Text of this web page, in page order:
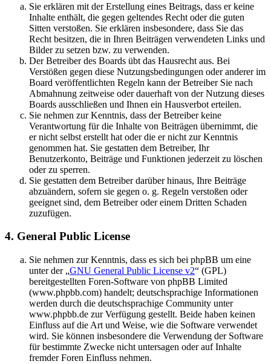
Sie erklären mit der Erstellung eines Beitrags, dass er keine
Inhalte enthält, die gegen geltendes Recht oder die guten
Sitten verstoßen. Sie erklären insbesondere, dass Sie das
Recht besitzen, die in Ihren Beiträgen verwendeten Links und
Bilder zu setzen bzw. zu verwenden.
Der Betreiber des Boards übt das Hausrecht aus. Bei
Verstößen gegen diese Nutzungsbedingungen oder anderer im
Board veröffentlichten Regeln kann der Betreiber Sie nach
Abmahnung zeitweise oder dauerhaft von der Nutzung dieses
Boards ausschließen und Ihnen ein Hausverbot erteilen.
Sie nehmen zur Kenntnis, dass der Betreiber keine
Verantwortung für die Inhalte von Beiträgen übernimmt, die
er nicht selbst erstellt hat oder die er nicht zur Kenntnis
genommen hat. Sie gestatten dem Betreiber, Ihr
Benutzerkonto, Beiträge und Funktionen jederzeit zu löschen
oder zu sperren.
Sie gestatten dem Betreiber darüber hinaus, Ihre Beiträge
abzuändern, sofern sie gegen o. g. Regeln verstoßen oder
geeignet sind, dem Betreiber oder einem Dritten Schaden
zuzufügen.
4. General Public License
Sie nehmen zur Kenntnis, dass es sich bei phpBB um eine
unter der „GNU General Public License v2“ (GPL)
bereitgestellten Foren-Software von phpBB Limited
(www.phpbb.com) handelt; deutschsprachige Informationen
werden durch die deutschsprachige Community unter
www.phpbb.de zur Verfügung gestellt. Beide haben keinen
Einfluss auf die Art und Weise, wie die Software verwendet
wird. Sie können insbesondere die Verwendung der Software
für bestimmte Zwecke nicht untersagen oder auf Inhalte
fremder Foren Einfluss nehmen.